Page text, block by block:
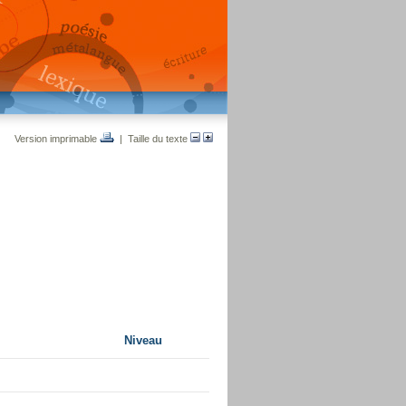
Version imprimable | Taille du texte
Niveau